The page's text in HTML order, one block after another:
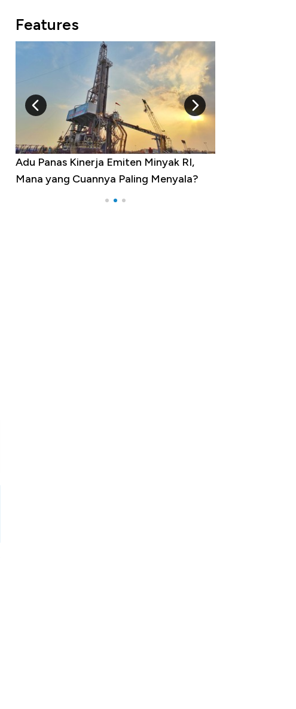
Features
Adu Panas Kinerja Emiten Minyak RI,
Mana yang Cuannya Paling Menyala?